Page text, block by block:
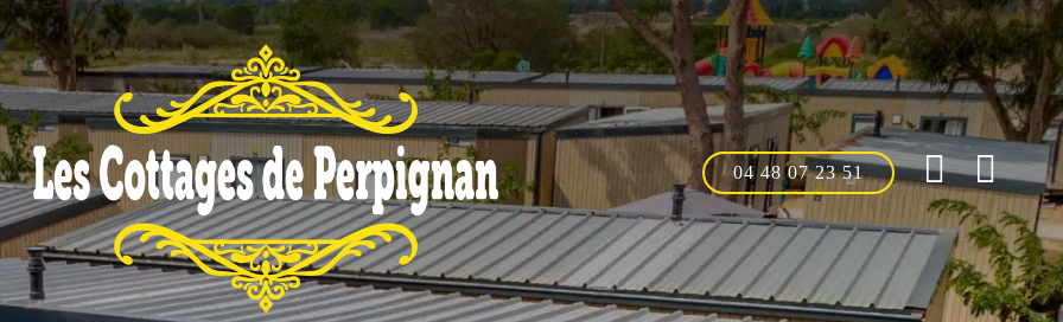
04 48 07 23 51